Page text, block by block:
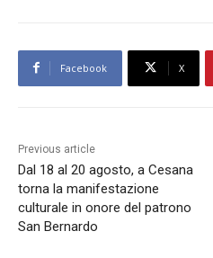
Facebook X
Previous article
Dal 18 al 20 agosto, a Cesana
torna la manifestazione
culturale in onore del patrono
San Bernardo